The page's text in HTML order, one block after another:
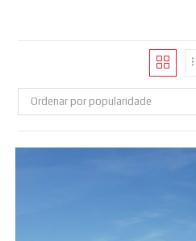
Ordenar por popularidade